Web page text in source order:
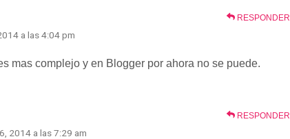
RESPONDER
a las 4:04 pm
mas complejo y en Blogger por ahora no se puede.
RESPONDER
2014 a las 7:29 am